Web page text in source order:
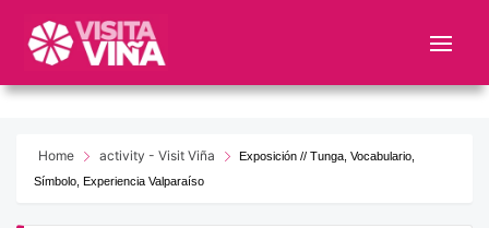
este
web
sistemaHome activity - Visit Viña
Exposición // Tunga, Vocabulario,
Símbolo, Experiencia Valparaíso